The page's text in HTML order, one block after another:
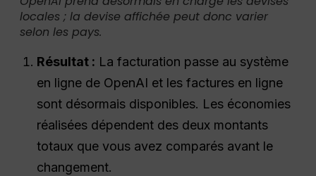
locales ; la devise affichée peut donc varier
selon les pays.
Résultat : La facturation passe au système
en ligne de OpenAI et les factures en ligne
sont désormais disponibles. Les économies
réalisées dépendent des deux montants
totaux que vous avez comparés avant le
changement.